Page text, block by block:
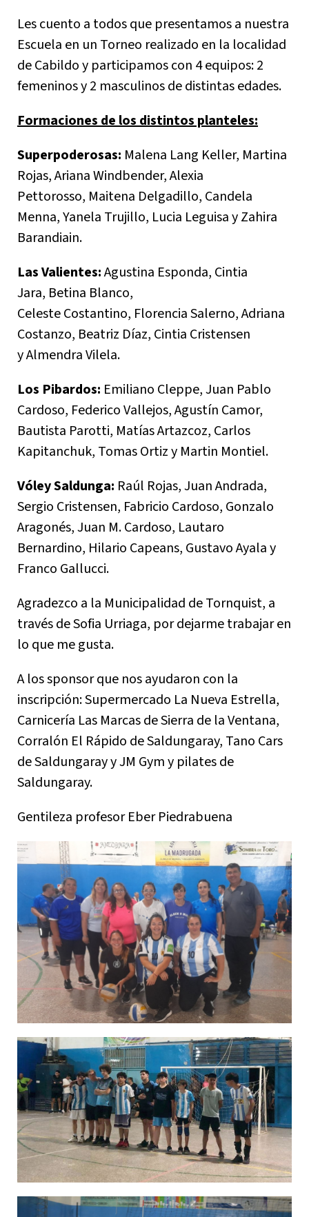
Les cuento a todos que presentamos a nuestra
Escuela en un Torneo realizado en la localidad
de Cabildo y participamos con 4 equipos: 2
femeninos y 2 masculinos de distintas edades.
Formaciones de los distintos planteles:
Superpoderosas: Malena Lang Keller, Martina
Rojas, Ariana Windbender, Alexia
Pettorosso, Maitena Delgadillo, Candela
Menna, Yanela Trujillo, Lucia Leguisa y Zahira
Barandiain.
Las Valientes:Agustina Esponda, Cintia
Jara, Betina Blanco,
Celeste Costantino, Florencia Salerno, Adriana
Costanzo, Beatriz Díaz, Cintia Cristensen
y Almendra Vilela.
Los Pibardos: Emiliano Cleppe, Juan Pablo
Cardoso, Federico Vallejos, Agustín Camor,
Bautista Parotti, Matías Artazcoz, Carlos
Kapitanchuk, Tomas Ortiz y Martin Montiel.
Vóley Saldunga: Raúl Rojas, Juan Andrada,
Sergio Cristensen, Fabricio Cardoso, Gonzalo
Aragonés, Juan M. Cardoso, Lautaro
Bernardino, Hilario Capeans, Gustavo Ayala y
Franco Gallucci.
Agradezco a la Municipalidad de Tornquist, a
través de Sofia Urriaga, por dejarme trabajar en
lo que me gusta.
A los sponsor que nos ayudaron con la
inscripción: Supermercado La Nueva Estrella,
Carnicería Las Marcas de Sierra de la Ventana,
Corralón El Rápido de Saldungaray, Tano Cars
de Saldungaray y JM Gym y pilates de
Saldungaray.
Gentileza profesor Eber Piedrabuena